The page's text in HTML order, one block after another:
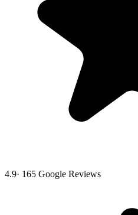
4.9· 165 Google Reviews